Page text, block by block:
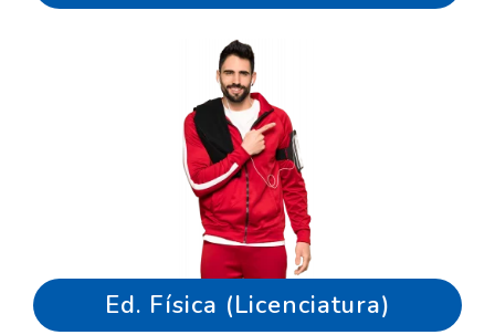
Ed. Física (Licenciatura)